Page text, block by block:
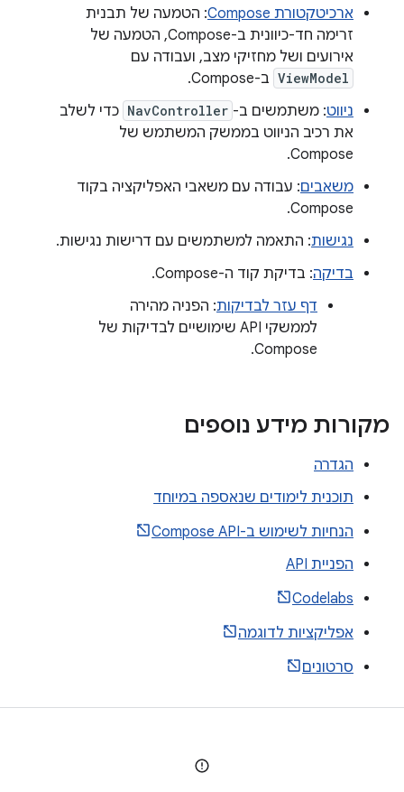
ארכיטקטורת Compose
: הטמעה של תבנית
זרימה חד-כיוונית ב-Compose, הטמעה של
אירועים ושל מחזיקי מצב, ועבודה עם
ViewModel ב-Compose.
ניווט: משתמשים ב- NavController כדי לשלב
את רכיב הניווט בממשק המשתמש של
Compose.
משאבים: עבודה עם משאבי האפליקציה בקוד
Compose.
נגישות: התאמה למשתמשים עם דרישות נגישות.
בדיקה: בדיקת קוד ה-Compose.
דף עזר לבדיקות: הפניה מהירה
לממשקי API שימושיים לבדיקות של
Compose.
מקורות מידע נוספים
הגדרה
תוכנית לימודים שנאספה במיוחד
הנחיות לשימוש ב-Compose API
הפניית API
Codelabs
אפליקציות לדוגמה
סרטונים